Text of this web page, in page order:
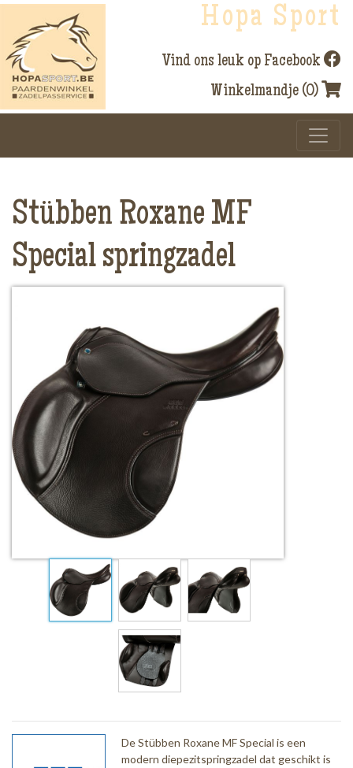
Hopa Sport
Vind ons leuk op Facebook
Winkelmandje (0)
Stübben Roxane MF
Special springzadel
De Stübben Roxane MF Special is een
modern diepezitspringzadel dat geschikt is